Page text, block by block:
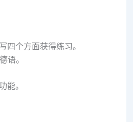
个方面获得练习。
语。
能。